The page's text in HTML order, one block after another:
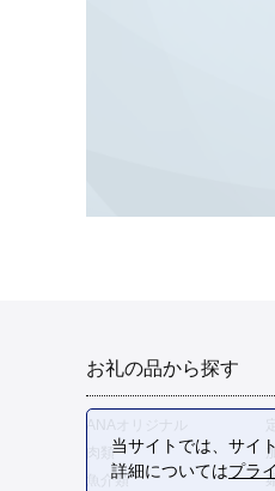
お礼の品から探す
肉類
魚介類
当サイトでは、サイ
詳細についてはプラ